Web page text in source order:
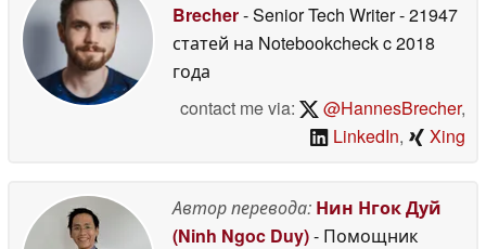
Brecher- Senior Tech Writer- 21947
статей на Notebookcheckc 2018
года
contact me via:
@HannesBrecher,
LinkedIn, Xing
Автор перевода: Нин Нгок Дуй
(Ninh Ngoc Duy)- Помощник